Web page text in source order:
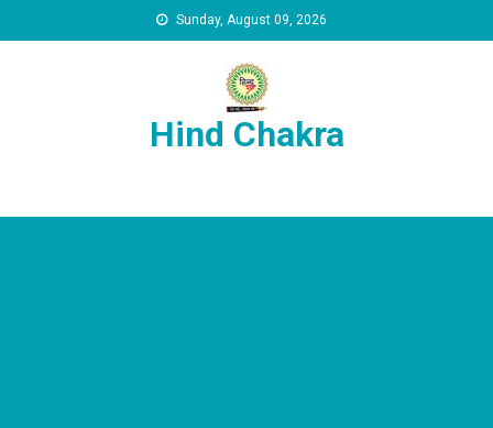
Sunday, August 09, 2026
Hind Chakra